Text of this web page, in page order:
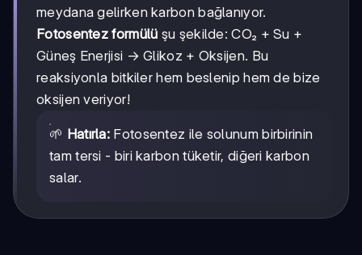
meydana gelirken karbon bağlanıyor.
Fotosentez formülü şu şekilde: CO₂ + Su +
Güneş Enerjisi → Glikoz + Oksijen. Bu
reaksiyonla bitkiler hem beslenip hem de bize
oksijen veriyor!
🌱 Hatırla: Fotosentez ile solunum birbirinin
tam tersi - biri karbon tüketir, diğeri karbon
salar.